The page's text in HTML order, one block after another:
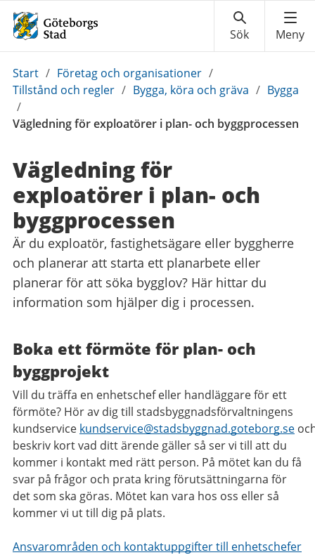
Du
är
här:
Start / Företag och organisationer /
Tillstånd och regler / Bygga, köra och gräva / Bygga
/
Vägledning för exploatörer i plan- och byggprocessen
Vägledning för
exploatörer i plan- och
byggprocessen
Är du exploatör, fastighetsägare eller byggherre
och planerar att starta ett planarbete eller
planerar för att söka bygglov? Här hittar du
information som hjälper dig i processen.
Boka ett förmöte för plan- och
byggprojekt
Vill du träffa en enhetschef eller handläggare för ett
förmöte? Hör av dig till stadsbyggnadsförvaltningens
kundservice kundservice@stadsbyggnad.goteborg.se
beskriv kort vad ditt ärende gäller så ser vi till att du
kommer i kontakt med rätt person. På mötet kan du få
svar på frågor och prata kring förutsättningarna för
det som ska göras. Mötet kan vara hos oss eller så
kommer vi ut till dig på plats.
Ansvarområden och kontaktuppgifter till enhetschefer